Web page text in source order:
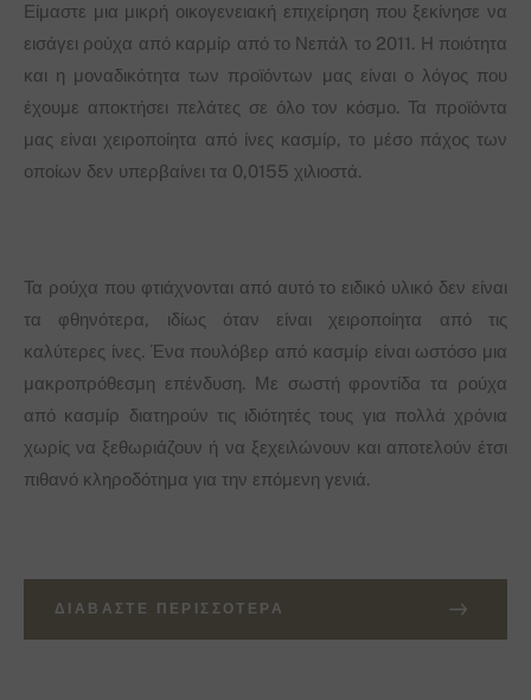
Είμαστε μια μικρή οικογενειακή επιχείρηση που ξεκίνησε να
εισάγει ρούχα από καρμίρ από το Νεπάλ το 2011. Η ποιότητα
και η μοναδικότητα των προϊόντων μας είναι ο λόγος που
έχουμε αποκτήσει πελάτες σε όλο τον κόσμο. Τα προϊόντα
μας είναι χειροποίητα από ίνες κασμίρ, το μέσο πάχος των
οποίων δεν υπερβαίνει τα 0,0155 χιλιοστά.
Τα ρούχα που φτιάχνονται από αυτό το ειδικό υλικό δεν είναι
τα φθηνότερα, ιδίως όταν είναι χειροποίητα από τις
καλύτερες ίνες. Ένα πουλόβερ από κασμίρ είναι ωστόσο μια
μακροπρόθεσμη επένδυση. Με σωστή φροντίδα τα ρούχα
από κασμίρ διατηρούν τις ιδιότητές τους για πολλά χρόνια
χωρίς να ξεθωριάζουν ή να ξεχειλώνουν και αποτελούν έτσι
πιθανό κληροδότημα για την επόμενη γενιά.
ΔΙΑΒΆΣΤΕ ΠΕΡΙΣΣΌΤΕΡΑ